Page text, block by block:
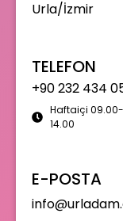
Urla/İzmir
TELEFON
+90 232 434
Haftaiçi
14.00
E-POSTA